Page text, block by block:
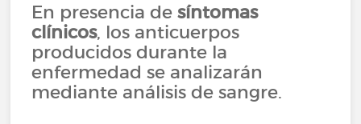
En presencia desíntomas
clínicos, los anticuerpos
producidos durante la
enfermedad se analizarán
mediante análisis de sangre.